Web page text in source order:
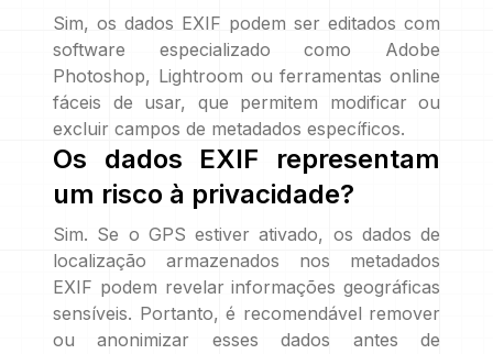
Sim, os dados EXIF podem ser editados com
software especializado como Adobe
Photoshop, Lightroom ou ferramentas online
fáceis de usar, que permitem modificar ou
excluir campos de metadados específicos.
Os dados EXIF representam
um risco à privacidade?
Sim. Se o GPS estiver ativado, os dados de
localização armazenados nos metadados
EXIF podem revelar informações geográficas
sensíveis. Portanto, é recomendável remover
ou anonimizar esses dados antes de